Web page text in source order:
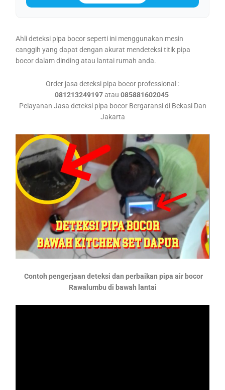
Ahli deteksi pipa bocor seperti ini menggunakan mesin
canggih yang dapat dengan akurat mendeteksi titik pipa
bocor dalam dinding atau lantai rumah anda.
Order jasa deteksi pipa bocor professional :
081213249197atau 085881602045
Pelayanan Jasa deteksi pipa bocor Bergaransi di Bekasi Dan
Jakarta
Contoh pengerjaan deteksi dan perbaikan pipa air bocor
Rawalumbu di bawah lantai